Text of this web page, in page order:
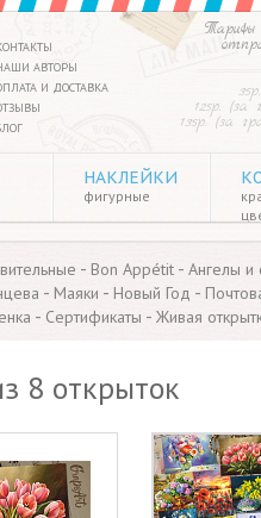
Тарифы
125р. (за
135р. (за
АВТОРЫ
И ДОСТАВКА
НАКЛЕЙКИ
фигурные
- Bon Appétit - Ангелы
- Маяки - Новый Год -
- Сертификаты - Живая
8 открыток